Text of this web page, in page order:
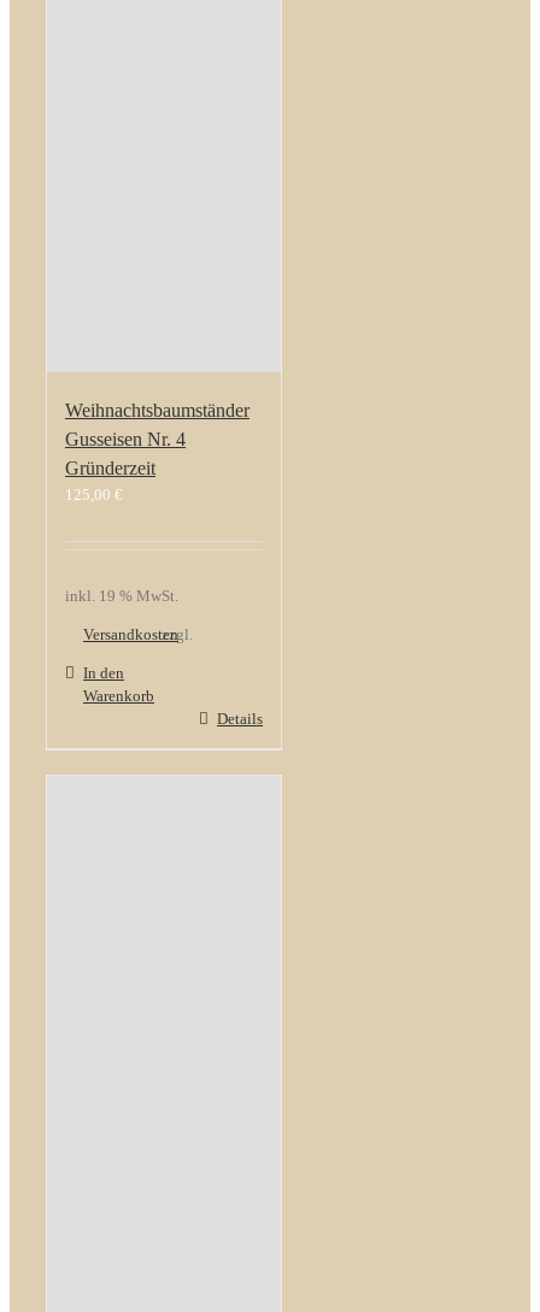
Weihnachtsbaumständer
Gusseisen Nr. 4
Gründerzeit
125,00 €
inkl. 19 % MwSt.
zzgl.
Versandkosten
In den
Warenkorb
Details